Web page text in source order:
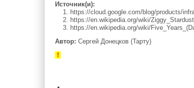
Источник(и):
1. https://cloud.google.com/blog/products/
2. https://en.wikipedia.org/wiki/
3. https://en.wikipedia.org/wiki/
Автор: Сергей Донецков (Тарту)
!